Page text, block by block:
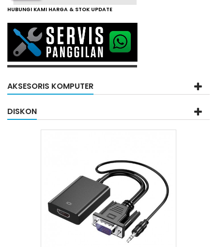
HUBUNGI KAMI HARGA & STOK UPDATE
AKSESORIS KOMPUTER
DISKON